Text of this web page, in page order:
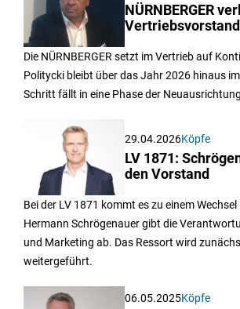
NÜRNBERGER
Vertriebsvorstand
Die NÜRNBERGER setzt im Vertrieb auf
Politycki bleibt über das Jahr 2026 hinaus
Schritt fällt in eine Phase der
29.04.2026Köpfe
LV 1871:
den Vorstand
Bei der LV 1871 kommt es zu einem
Hermann Schrögenauer gibt die
und Marketing ab. Das Ressort wird
weitergeführt.
06.05.2025Köpfe